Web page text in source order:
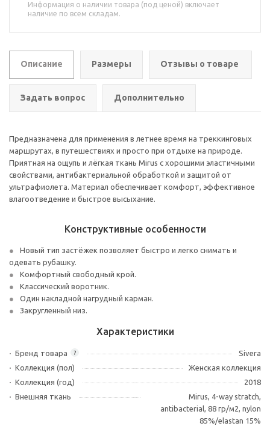
Информация о наличии товара (под ценой) включает
наличие по всем складам.
Описание Размеры Отзывы о товаре
Задать вопрос Дополнительно
Предназначена для применения в летнее время на треккинговых
маршрутах, в путешествиях и просто при отдыхе на природе.
Приятная на ощупь и лёгкая ткань Mirus с хорошими эластичными
свойствами, антибактериальной обработкой и защитой от
ультрафиолета. Материал обеспечивает комфорт, эффективное
влагоотведение и быстрое высыхание.
Конструктивные особенности
Новый тип застёжек позволяет быстро и легко снимать и
одевать рубашку.
Комфортный свободный крой.
Классический воротник.
Один накладной нагрудный карман.
Закругленный низ.
Характеристики
?
Бренд товара
Sivera
Коллекция (пол)
Женская коллекция
Коллекция (год)
2018
Внешняя ткань
Mirus, 4-way stratch,
antibacterial, 88 гр/м2, nylon
85%/elastan 15%